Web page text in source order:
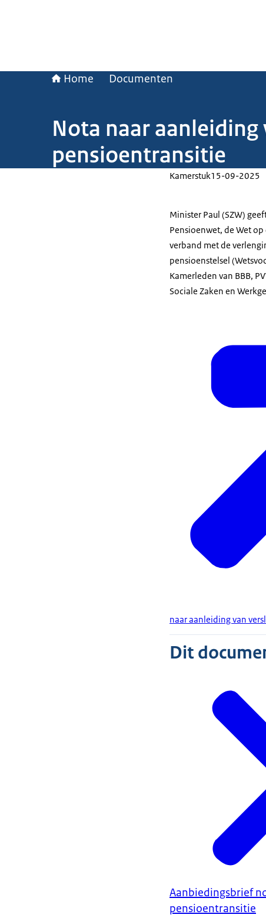
Home Documenten
Nota naar
pensioentransitie
Kamerstuk15-09-2025
Minister Paul (SZW)
Pensioenwet, de Wet
verband met de
pensioenstelsel
Kamerleden van BBB,
Sociale Zaken en
naar aanleiding van
Dit
Aanbiedingsbrief
pensioentransitie